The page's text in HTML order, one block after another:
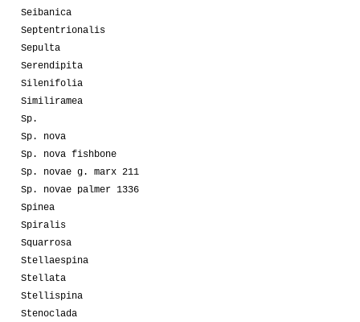
Seibanica
Septentrionalis
Sepulta
Serendipita
Silenifolia
Similiramea
Sp.
Sp. nova
Sp. nova fishbone
Sp. novae g. marx 211
Sp. novae palmer 1336
Spinea
Spiralis
Squarrosa
Stellaespina
Stellata
Stellispina
Stenoclada